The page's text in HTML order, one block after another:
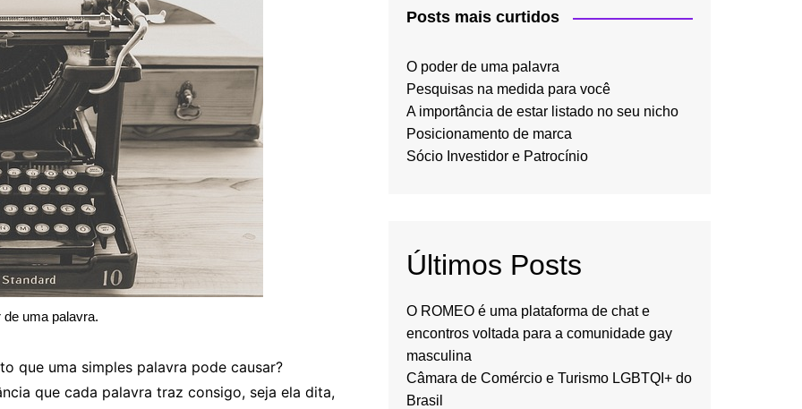
de uma palavra.
que uma simples palavra pode causar?
que cada palavra traz consigo, seja ela dita,
Posts mais curtidos
O poder de uma palavra
Pesquisas na medida para você
A importância de estar listado no seu nicho
Posicionamento de marca
Sócio Investidor e Patrocínio
Últimos Posts
O ROMEO é uma plataforma de chat e
encontros voltada para a comunidade gay
masculina
Câmara de Comércio e Turismo LGBTQI+ do
Brasil